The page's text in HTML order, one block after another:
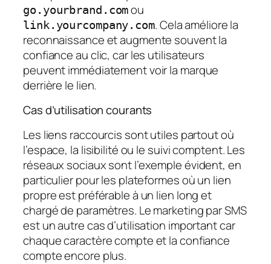
go.yourbrand.comou
link.yourcompany.com. Cela améliore la
reconnaissance et augmente souvent la
confiance au clic, car les utilisateurs
peuvent immédiatement voir la marque
derrière le lien.
Cas d’utilisation courants
Les liens raccourcis sont utiles partout où
l’espace, la lisibilité ou le suivi comptent. Les
réseaux sociaux sont l’exemple évident, en
particulier pour les plateformes où un lien
propre est préférable à un lien long et
chargé de paramètres. Le marketing par SMS
est un autre cas d’utilisation important car
chaque caractère compte et la confiance
compte encore plus.